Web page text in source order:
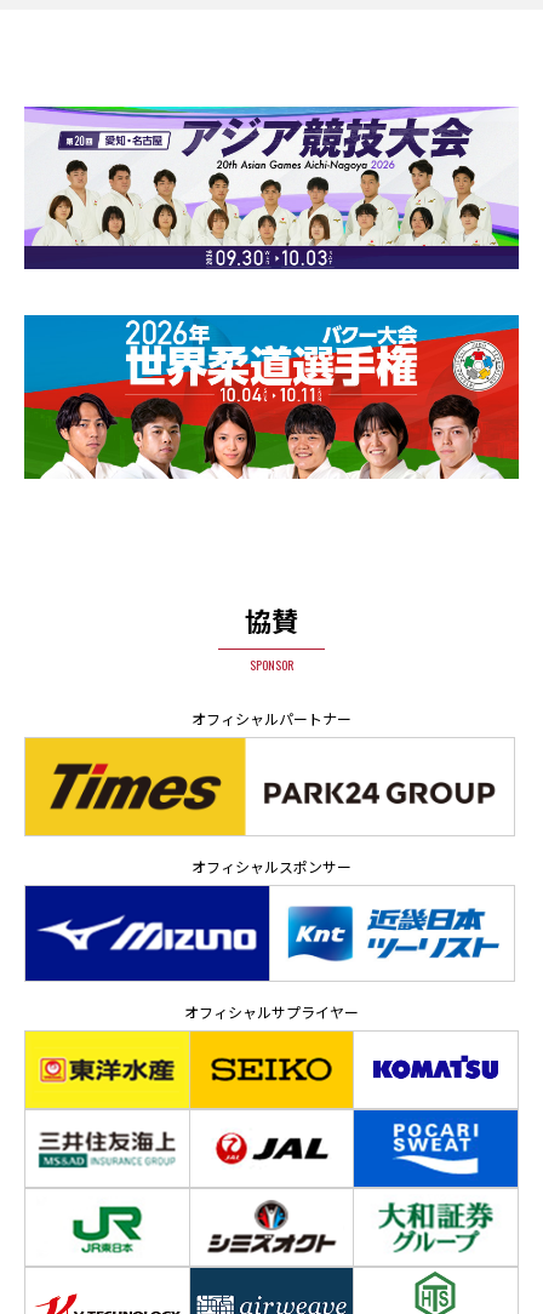
協賛
SPONSOR
オフィシャルパートナー
オフィシャルスポンサー
オフィシャルサプライヤー